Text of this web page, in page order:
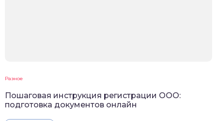
Разное
Пошаговая инструкция регистрации ООО:
подготовка документов онлайн